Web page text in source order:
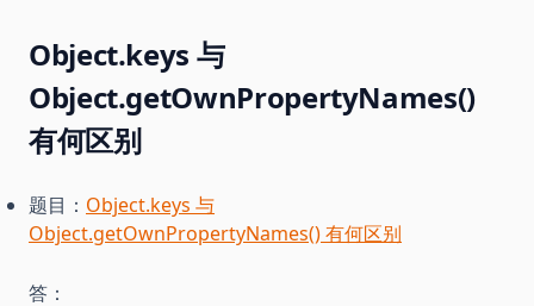
Object.keys 与
Object.getOwnPropertyNames()
有何区别
题目： Object.keys 与
Object.getOwnPropertyNames() 有何区别
答：